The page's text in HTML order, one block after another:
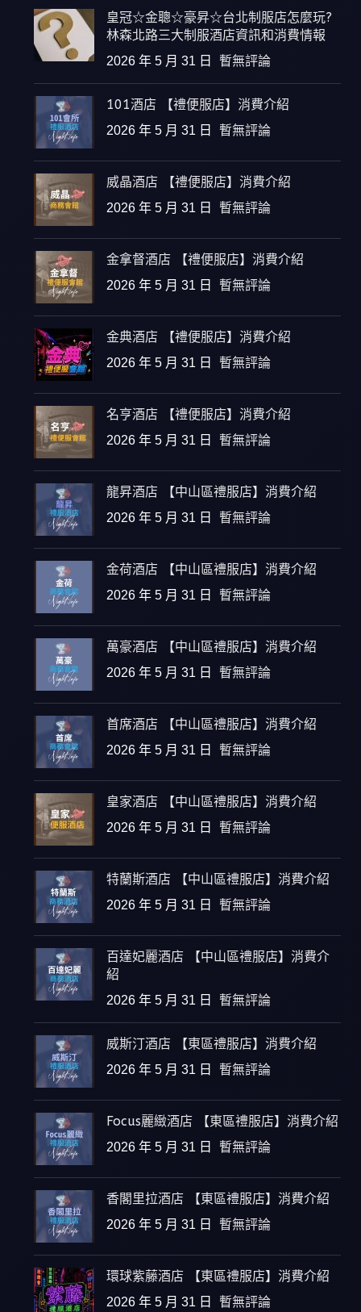
皇冠☆金聰☆豪昇☆台北制服店怎麼玩?
林森北路三大制服酒店資訊和消費情報
2026 年 5 月 31 日 暫無評論
101酒店 【禮便服店】消費介紹
2026 年 5 月 31 日 暫無評論
威晶酒店 【禮便服店】消費介紹
2026 年 5 月 31 日 暫無評論
金拿督酒店 【禮便服店】消費介紹
2026 年 5 月 31 日 暫無評論
金典酒店 【禮便服店】消費介紹
2026 年 5 月 31 日 暫無評論
名亨酒店 【禮便服店】消費介紹
2026 年 5 月 31 日 暫無評論
龍昇酒店 【中山區禮服店】消費介紹
2026 年 5 月 31 日 暫無評論
金荷酒店 【中山區禮服店】消費介紹
2026 年 5 月 31 日 暫無評論
萬豪酒店 【中山區禮服店】消費介紹
2026 年 5 月 31 日 暫無評論
首席酒店 【中山區禮服店】消費介紹
2026 年 5 月 31 日 暫無評論
皇家酒店 【中山區禮服店】消費介紹
2026 年 5 月 31 日 暫無評論
特蘭斯酒店 【中山區禮服店】消費介紹
2026 年 5 月 31 日 暫無評論
百達妃麗酒店 【中山區禮服店】消費介
紹
2026 年 5 月 31 日 暫無評論
威斯汀酒店 【東區禮服店】消費介紹
2026 年 5 月 31 日 暫無評論
Focus麗緻酒店 【東區禮服店】消費介紹
2026 年 5 月 31 日 暫無評論
香閣里拉酒店 【東區禮服店】消費介紹
2026 年 5 月 31 日 暫無評論
環球紫藤酒店 【東區禮服店】消費介紹
2026 年 5 月 31 日 暫無評論